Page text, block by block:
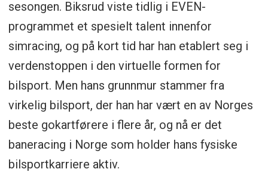
sesongen. Biksrud viste tidlig i EVEN-
programmet et spesielt talent innenfor
simracing, og på kort tid har han etablert seg i
verdenstoppen i den virtuelle formen for
bilsport. Men hans grunnmur stammer fra
virkelig bilsport, der han har vært en av Norges
beste gokartførere i flere år, og nå er det
baneracing i Norge som holder hans fysiske
bilsportkarriere aktiv.